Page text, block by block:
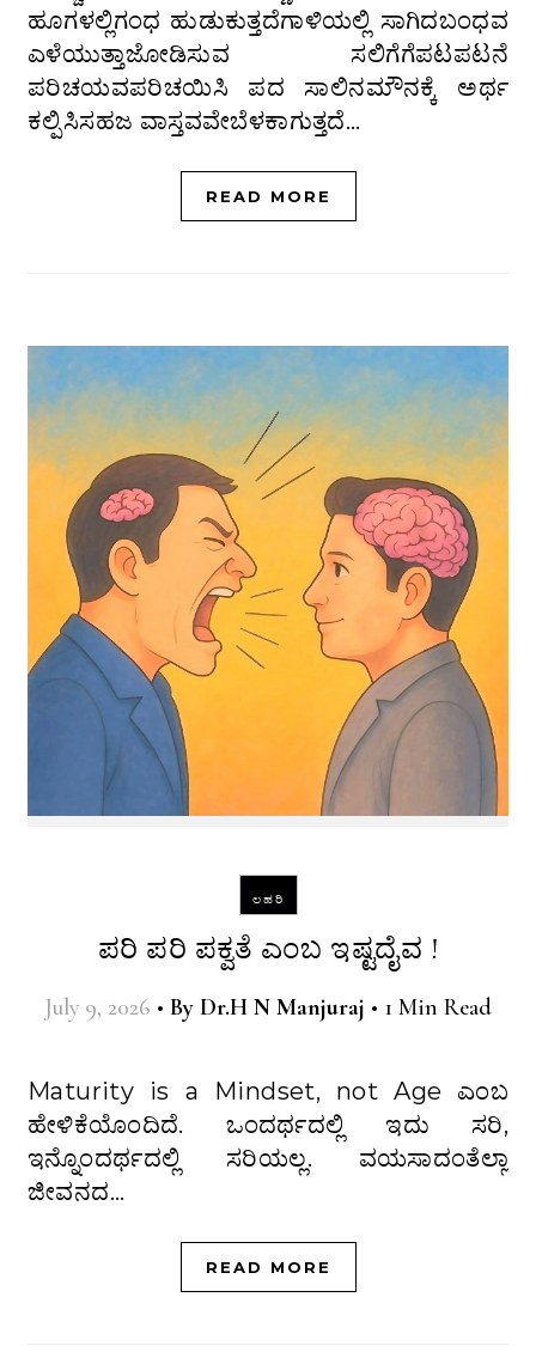
ಹೂಗಳಲ್ಲಿಗಂಧ ಹುಡುಕುತ್ತದೆಗಾಳಿಯಲ್ಲಿ ಸಾಗಿದಬಂಧವ
ಎಳೆಯುತ್ತಾಜೋಡಿಸುವ ಸಲಿಗೆಗೆಪಟಪಟನೆ
ಪರಿಚಯವಪರಿಚಯಿಸಿ ಪದ ಸಾಲಿನಮೌನಕ್ಕೆ ಅರ್ಥ
ಕಲ್ಪಿಸಿಸಹಜ ವಾಸ್ತವವೇಬೆಳಕಾಗುತ್ತದೆ…
READ MORE
ಲಹರಿ
ಪರಿ ಪರಿ ಪಕ್ವತೆ ಎಂಬ ಇಷ್ಟದೈವ !
July 9, 2026 • By Dr.H N Manjuraj • 1 Min Read
Maturity is a Mindset, not Age ಎಂಬ
ಹೇಳಿಕೆಯೊಂದಿದೆ. ಒಂದರ್ಥದಲ್ಲಿ ಇದು ಸರಿ,
ಇನ್ನೊಂದರ್ಥದಲ್ಲಿ ಸರಿಯಲ್ಲ. ವಯಸಾದಂತೆಲ್ಲಾ
ಜೀವನದ…
READ MORE